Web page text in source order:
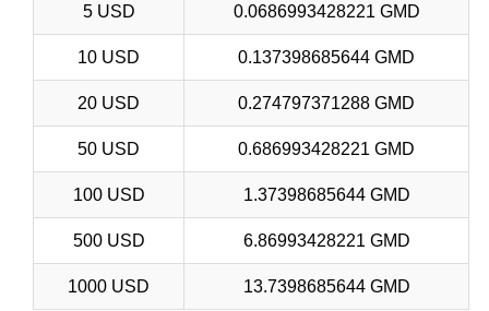
5 USD 0.0686993428221 GMD
10 USD 0.137398685644 GMD
20 USD 0.274797371288 GMD
50 USD 0.686993428221 GMD
100 USD 1.37398685644 GMD
500 USD 6.86993428221 GMD
1000 USD 13.7398685644 GMD